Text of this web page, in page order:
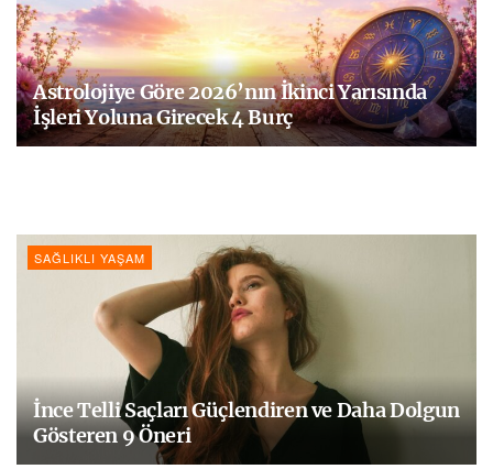
Astrolojiye Göre 2026’nın İkinci Yarısında
İşleri Yoluna Girecek 4 Burç
SAĞLIKLI YAŞAM
İnce Telli Saçları Güçlendiren ve Daha Dolgun
Gösteren 9 Öneri